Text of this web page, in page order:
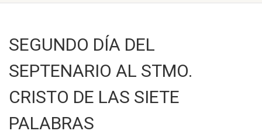
SEGUNDO DÍA DEL
SEPTENARIO AL STMO.
CRISTO DE LAS SIETE
PALABRAS